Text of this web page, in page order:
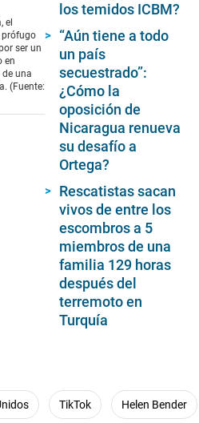
el
prófugo
ser un
en
de una
(Fuente:
los temidos ICBM?
“Aún tiene a todo
un país
secuestrado”:
¿Cómo la
oposición de
Nicaragua renueva
su desafío a
Ortega?
Rescatistas sacan
vivos de entre los
escombros a 5
miembros de una
familia 129 horas
después del
terremoto en
Turquía
TikTok Helen Bender